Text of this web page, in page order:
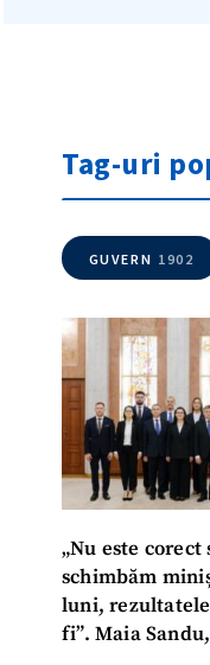
Tag-uri
GUVERN 1902
„Nu este corect
schimbăm
luni,
fi”. Maia